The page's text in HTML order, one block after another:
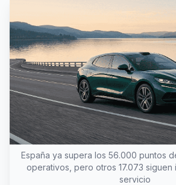
España ya supera los 56.000 puntos
operativos, pero otros 17.073 siguen
servicio